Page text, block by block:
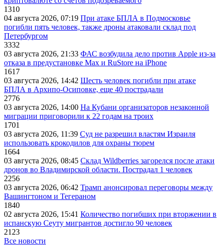
1310
04 августа 2026, 07:19 При атаке БПЛА в Подмосковье
погибли пять человек, также дроны атаковали склад под
Петербургом
3332
03 августа 2026, 21:33 ФАС возбудила дело против Apple из-за
отказа в предустановке Max и RuStore на iPhone
1617
03 августа 2026, 14:42 Шесть человек погибли при атаке
БПЛА в Архипо-Осиповке, еще 40 пострадали
2776
03 августа 2026, 14:00 На Кубани организаторов незаконной
миграции приговорили к 22 годам на троих
1701
03 августа 2026, 11:39 Суд не разрешил властям Израиля
использовать крокодилов для охраны тюрем
1664
03 августа 2026, 08:45 Склад Wildberries загорелся после атаки
дронов во Владимирской области. Пострадал 1 человек
2256
03 августа 2026, 06:42 Трамп анонсировал переговоры между
Вашингтоном и Тегераном
1840
02 августа 2026, 15:41 Количество погибших при вторжении в
испанскую Сеуту мигрантов достигло 90 человек
2123
Все новости